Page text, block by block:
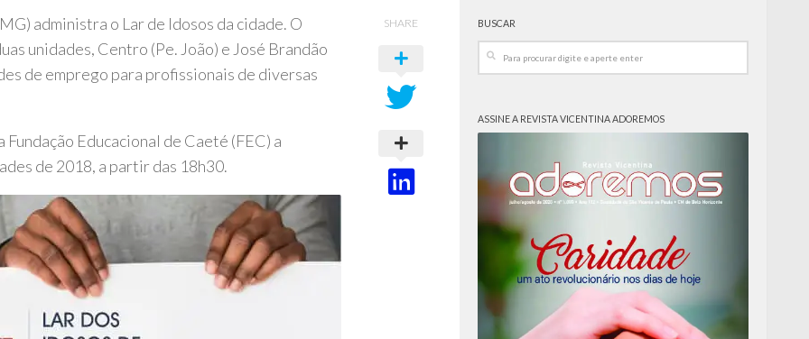
administra o Lar de Idosos da cidade. O
unidades, Centro (Pe. João) e José Brandão
de emprego para profissionais de diversas
Educacional de Caeté (FEC) a
de 2018, a partir das 18h30.
SHARE BUSCAR
ASSINE A REVISTA VICENTINA ADOREMOS